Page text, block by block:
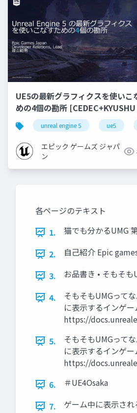
UE5の最新グラフィクスを使いこ
めの4個の勘所
unreal engine 5 ue5
エピック ゲームズ ジャパ
ン
各ページのテキスト
1.
猫でも分かるUMG
2.
自己紹介 Epic
3.
お品書き • そもそ
4.
そもそもUMGって
に表示するインゲ
https://
5.
そもそもUMGって
に表示するインゲ
https://
6.
＃UE4Osaka
7.
ゲーム中に表示さ